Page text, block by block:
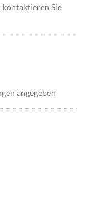
kontaktieren Sie
angegeben